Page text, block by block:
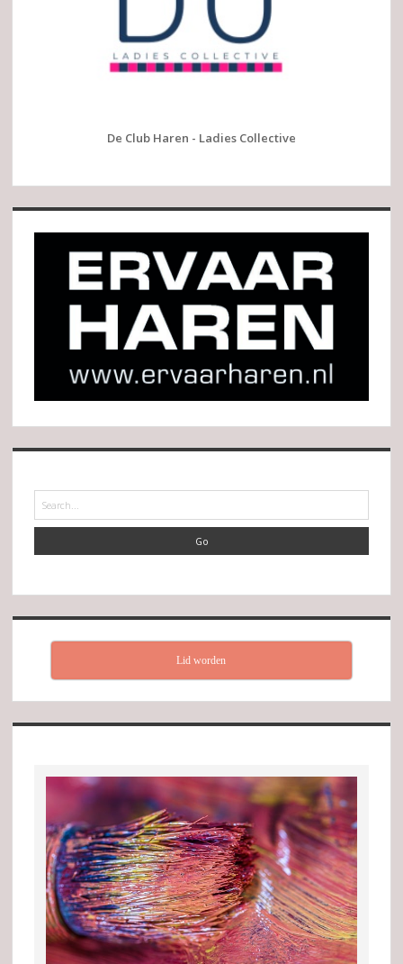
De Club Haren - Ladies Collective
Lid worden